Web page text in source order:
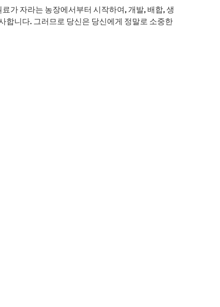
가 자라는 농장에서부터 시작하여, 개발, 배합, 생
합니다. 그러므로 당신은 당신에게 정말로 소중한